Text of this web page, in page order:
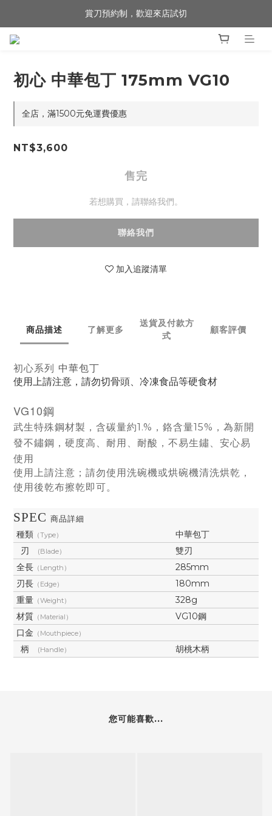
歡迎來到 包丁職人
賞刀預約制，歡迎來店試切
初心 中華包丁 175mm VG10
全店，滿1500元免運費優惠
NT$3,600
售完
若想購買，請聯絡我們。
聯絡我們
加入追蹤清單
商品描述 了解更多
送貨及付款方
式
顧客評價
初心系列 中華包丁
使用上請注意，請勿切骨頭、冷凍食品等硬食材
VG10鋼
武生特殊鋼材製，含碳量約1.% ，鉻含量15% ，為新開
發不鏽鋼，硬度高、耐用、耐酸，不易生鏽、安心易
使用
使用上請注意；請勿使用洗碗機或烘碗機清洗烘乾，
使用後乾布擦乾即可。
SPEC 商品詳細
種類 （Type）
中華包丁
刃
(Blade）
雙刃
全長 （Length）
285mm
刃長 （Edge）
180mm
重量 （Weight）
328g
材質 （Material）
VG10鋼
口金 （Mouthpiece）
柄 (Handle） 胡桃木柄
您可能喜歡...